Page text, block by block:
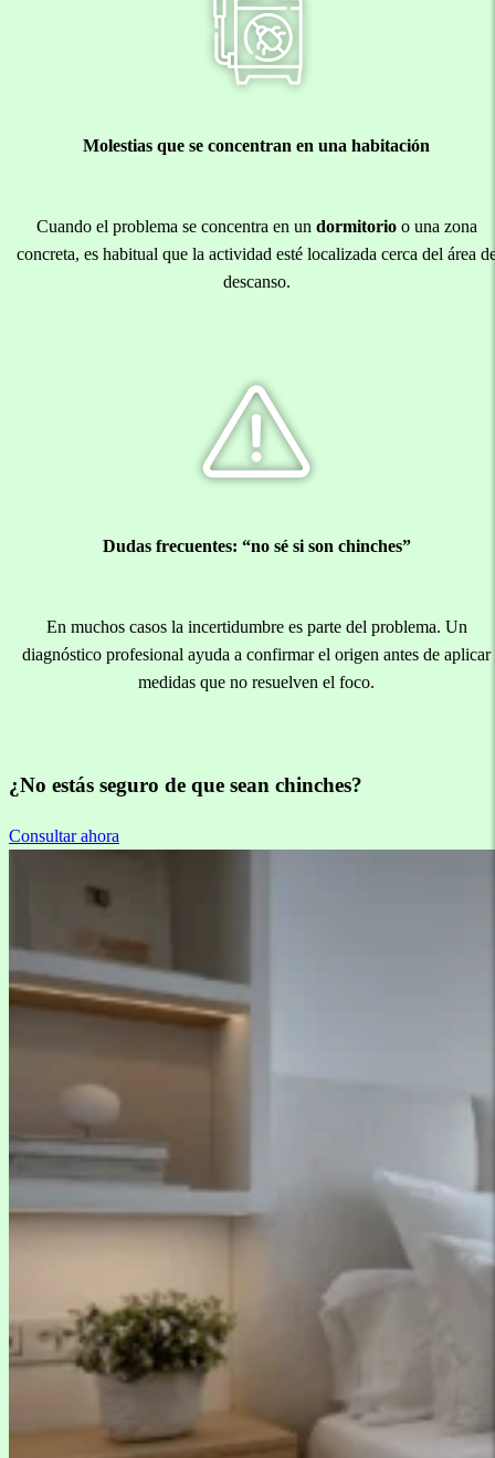
Molestias que se concentran en una habitación
Cuando el problema se concentra en un dormitorioo una zona
concreta, es habitual que la actividad esté localizada cerca del área
descanso.
Dudas frecuentes: “no sé si son chinches”
En muchos casos la incertidumbre es parte del problema. Un
diagnóstico profesional ayuda a confirmar el origen antes de aplicar
medidas que no resuelven el foco.
¿No estás seguro de que sean chinches?
Consultar ahora